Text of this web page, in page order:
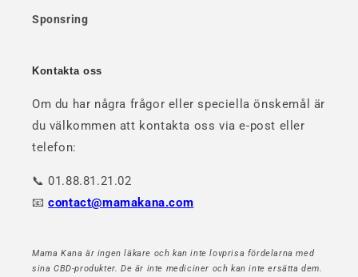
Sponsring
Kontakta oss
Om du har några frågor eller speciella önskemål är
du välkommen att kontakta oss via e-post eller
telefon:
📞 01.88.81.21.02
📧contact@mamakana.com
Mama Kana är ingen läkare och kan inte lovprisa fördelarna med
sina CBD-produkter. De är inte mediciner och kan inte ersätta dem.